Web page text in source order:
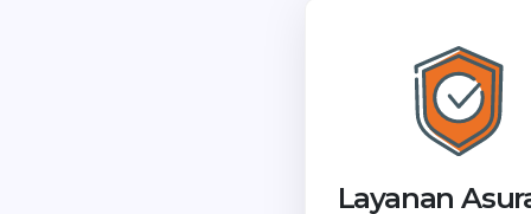
Layanan